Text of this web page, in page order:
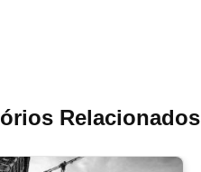
Relacionados